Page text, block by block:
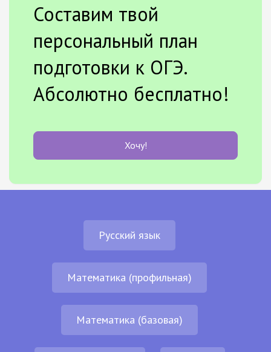
Составим твой
персональный план
подготовки к ОГЭ.
Абсолютно бесплатно!
Хочу!
Русский язык
Математика (профильная)
Математика (базовая)